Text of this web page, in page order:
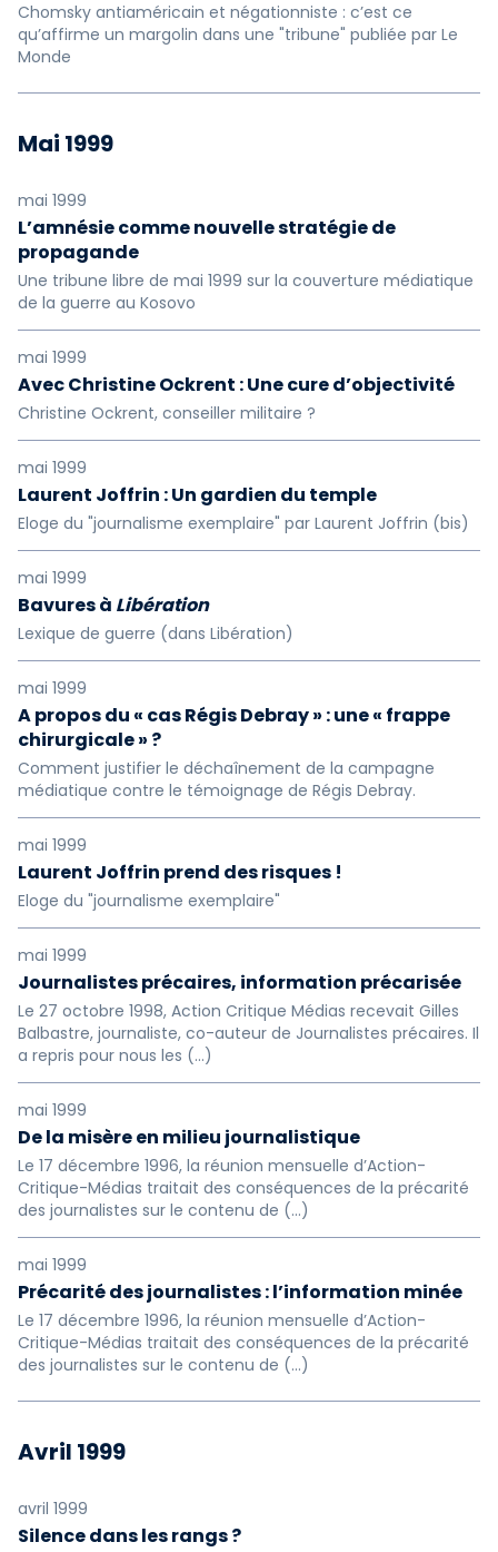
Chomsky antiaméricain et négationniste : c’est ce
qu’affirme un margolin dans une "tribune" publiée par Le
Monde
Mai 1999
mai 1999
L’amnésie comme nouvelle stratégie de
propagande
Une tribune libre de mai 1999 sur la couverture médiatique
de la guerre au Kosovo
mai 1999
Avec Christine Ockrent : Une cure d’objectivité
Christine Ockrent, conseiller militaire ?
mai 1999
Laurent Joffrin : Un gardien du temple
Eloge du "journalisme exemplaire" par Laurent Joffrin (bis)
mai 1999
Bavures à Libération
Lexique de guerre (dans Libération)
mai 1999
A propos du « cas Régis Debray » : une « frappe
chirurgicale » ?
Comment justifier le déchaînement de la campagne
médiatique contre le témoignage de Régis Debray.
mai 1999
Laurent Joffrin prend des risques !
Eloge du "journalisme exemplaire"
mai 1999
Journalistes précaires, information précarisée
Le 27 octobre 1998, Action Critique Médias recevait Gilles
Balbastre, journaliste, co-auteur de Journalistes précaires. Il
a repris pour nous les (…)
mai 1999
De la misère en milieu journalistique
Le 17 décembre 1996, la réunion mensuelle d’Action-
Critique-Médias traitait des conséquences de la précarité
des journalistes sur le contenu de (…)
mai 1999
Précarité des journalistes : l’information minée
Le 17 décembre 1996, la réunion mensuelle d’Action-
Critique-Médias traitait des conséquences de la précarité
des journalistes sur le contenu de (…)
Avril 1999
avril 1999
Silence dans les rangs ?